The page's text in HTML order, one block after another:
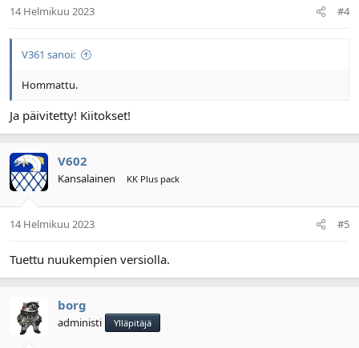
14 Helmikuu 2023 #4
V361 sanoi:
Hommattu.
Ja päivitetty! Kiitokset!
V602
Kansalainen KK Plus pack
14 Helmikuu 2023 #5
Tuettu nuukempien versiolla.
borg
administi Ylläpitäjä